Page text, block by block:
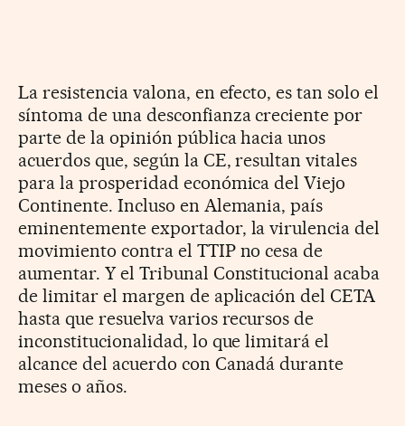
La resistencia valona, en efecto, es tan solo el
síntoma de una desconfianza creciente por
parte de la opinión pública hacia unos
acuerdos que, según la CE, resultan vitales
para la prosperidad económica del Viejo
Continente. Incluso en Alemania, país
eminentemente exportador, la virulencia del
movimiento contra el TTIP no cesa de
aumentar. Y el Tribunal Constitucional acaba
de limitar el margen de aplicación del CETA
hasta que resuelva varios recursos de
inconstitucionalidad, lo que limitará el
alcance del acuerdo con Canadá durante
meses o años.